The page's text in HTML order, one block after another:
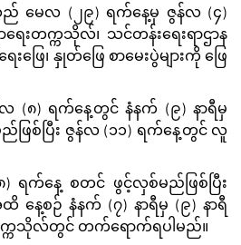
ည် မေလ (၂၉) ရက်နေ့မှ ဇွန်လ (၄)
းတက္ကသိုလ်၊ သင်တန်းရေးရာဌာန
ဖြေ၊ နှုတ်ဖြေ စာမေးပွဲများကို ဖြေ
န်လ (၈) ရက်နေ့တွင် နံနက် (၉) နာရီမှ
ဖြစ်ပြီး ဇွန်လ (၁၁) ရက်နေ့တွင် လူ
ရက်နေ့ စတင် ဖွင့်လှစ်မည်ဖြစ်ပြီး
နေ့စဉ် နံနက် (၇) နာရီမှ (၉) နာရီ
ကသိုလ်တွင် တက်ရောက်ရပါမည်။